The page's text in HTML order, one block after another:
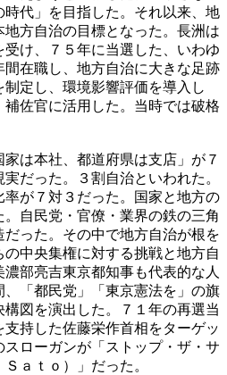
代」を目指した。それ以来、地
方自治の目標となった。長洲は
け、７５年に当選した、いわゆ
在職し、地方自治に大きな足跡
定し、環境影響評価を導入し
佐官に活用した。当時では破格
は本社、都道府県は支店」が７
だった。３割自治といわれた。
が７対３だった。国家と地方の
自民党・官僚・業界の鉄の三角
った。その中で地方自治が根を
中央集権に対する挑戦と地方自
部亮吉東京都知事も代表的な人
「都民党」「東京憲法を」の旗
図を演出した。７１年の再選当
持した佐藤栄作首相をターゲッ
スローガンが「ストップ・ザ・サ
ａｔｏ）」だった。